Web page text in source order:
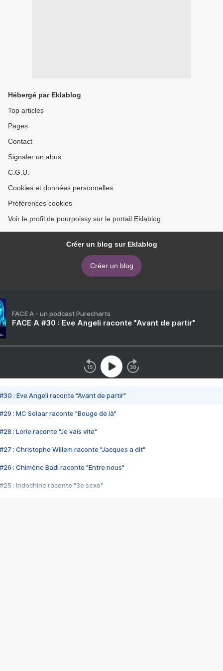
Hébergé par Eklablog
Top articles
Pages
Contact
Signaler un abus
C.G.U.
Cookies et données personnelles
Préférences cookies
Voir le profil de pourpoissy sur le portail Eklablog
Créer un blog sur Eklablog
Créer un blog
FACE A - un podcast Purecharts
FACE A #30 : Eve Angeli raconte "Avant de partir"
#30 : Eve Angeli raconte "Avant de partir"
#29 : MC Solaar raconte "Bouge de là"
#28 : Lorie raconte "Je vais vite"
#27 : Christophe Willem raconte "Jacques a dit"
#26 : Chimène Badi raconte "Entre nous"
#25 : Indochine raconte "3e sexe"